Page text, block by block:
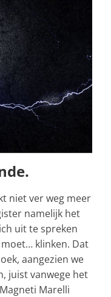
niet ver weg meer
namelijk het
uit te spreken
klinken. Dat
aangezien we
juist vanwege het
Marelli